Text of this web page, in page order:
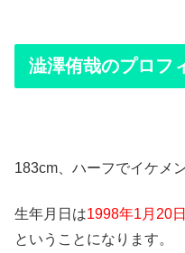
澁澤侑哉のプロフ
183cm、ハーフでイケメ
生年月日は1998年1月20日
ということになります。